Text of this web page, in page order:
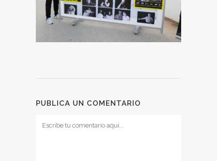
PUBLICA UN COMENTARIO